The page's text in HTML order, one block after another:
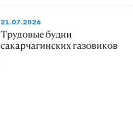
21.07.2026
Трудовые будни
сакарчагинских газовиков